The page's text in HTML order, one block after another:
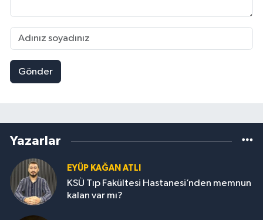
Gönder
Yazarlar
EYÜP KAĞAN ATLI
KSÜ Tıp Fakültesi Hastanesi’nden memnun
kalan var mı?